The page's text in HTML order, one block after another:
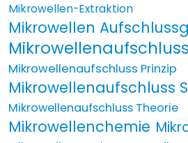
Mikrowellen-Extraktion
Mikrowellen
Mikrowellenaufschluss Prinzip
Mikrowellenaufschluss
Mikrowellenaufschluss Theorie
Mikrowellenchemie